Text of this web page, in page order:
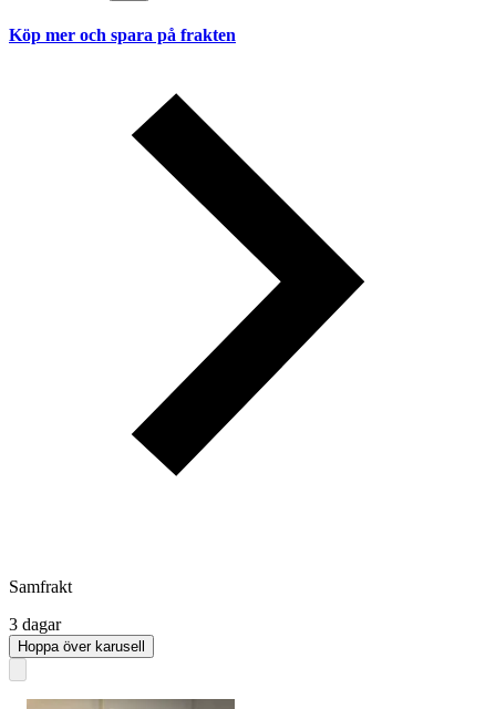
Köp mer och spara på frakten
Samfrakt
3 dagar
Hoppa över karusell